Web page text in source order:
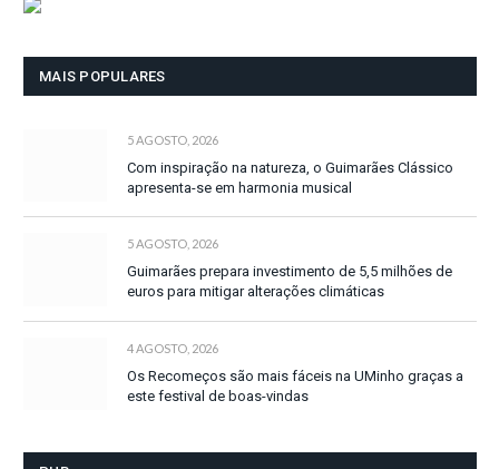
MAIS POPULARES
5 AGOSTO, 2026
Com inspiração na natureza, o Guimarães Clássico
apresenta-se em harmonia musical
5 AGOSTO, 2026
Guimarães prepara investimento de 5,5 milhões de
euros para mitigar alterações climáticas
4 AGOSTO, 2026
Os Recomeços são mais fáceis na UMinho graças a
este festival de boas-vindas